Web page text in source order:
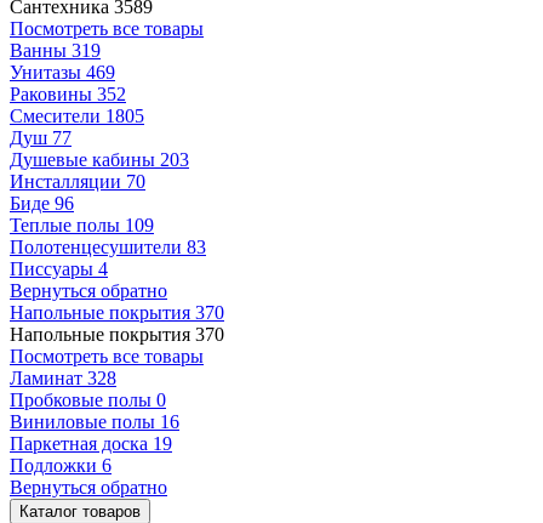
Сантехника 3589
Посмотреть все товары
Ванны 319
Унитазы 469
Раковины 352
Смесители 1805
Душ 77
Душевые кабины 203
Инсталляции 70
Биде 96
Теплые полы 109
Полотенцесушители 83
Писсуары 4
Вернуться обратно
Напольные покрытия 370
Напольные покрытия 370
Посмотреть все товары
Ламинат 328
Пробковые полы 0
Виниловые полы 16
Паркетная доска 19
Подложки 6
Вернуться обратно
Каталог товаров